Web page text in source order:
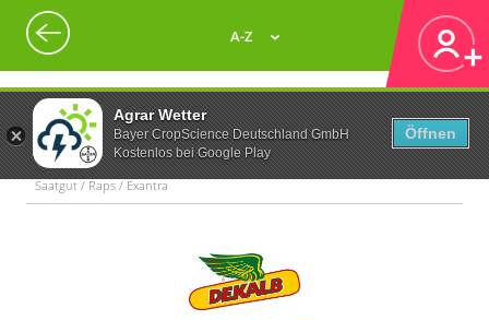
Agrar Wetter
Bayer CropScience Deutschland GmbH
Kostenlos bei Google Play
Öffnen
A-Z
Saatgut / Raps / Exantra